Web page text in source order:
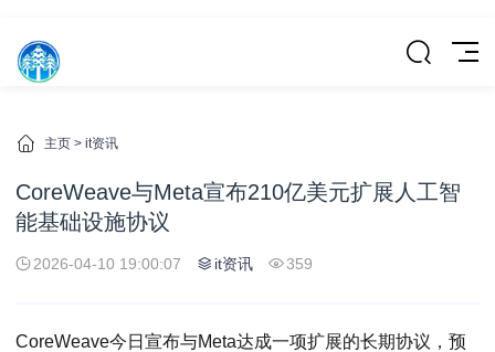
主页 > it资讯
CoreWeave与Meta宣布210亿美元扩展人工智
能基础设施协议
2026-04-10 19:00:07 it资讯 359
CoreWeave今日宣布与Meta达成一项扩展的长期协议，预